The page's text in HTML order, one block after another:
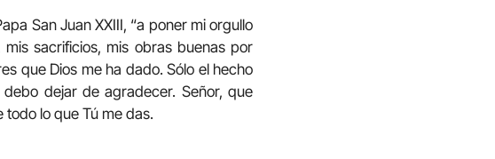
San Juan XXIII, “a poner mi orgullo
sacrificios, mis obras buenas por
que Dios me ha dado. Sólo el hecho
dejar de agradecer. Señor, que
lo que Tú me das.